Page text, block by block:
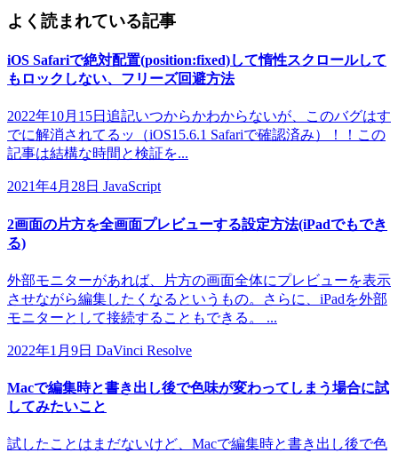
よく読まれている記事
iOS Safariで絶対配置(position:fixed)して惰性スクロールして
もロックしない、フリーズ回避方法
2022年10月15日追記いつからかわからないが、このバグはす
でに解消されてるッ（iOS15.6.1 Safariで確認済み）！！この
記事は結構な時間と検証を...
2021年4月28日 JavaScript
2画面の片方を全画面プレビューする設定方法(iPadでもでき
る)
外部モニターがあれば、片方の画面全体にプレビューを表示
させながら編集したくなるというもの。さらに、iPadを外部
モニターとして接続することもできる。 ...
2022年1月9日 DaVinci Resolve
Macで編集時と書き出し後で色味が変わってしまう場合に試
してみたいこと
試したことはまだないけど、Macで編集時と書き出し後で色